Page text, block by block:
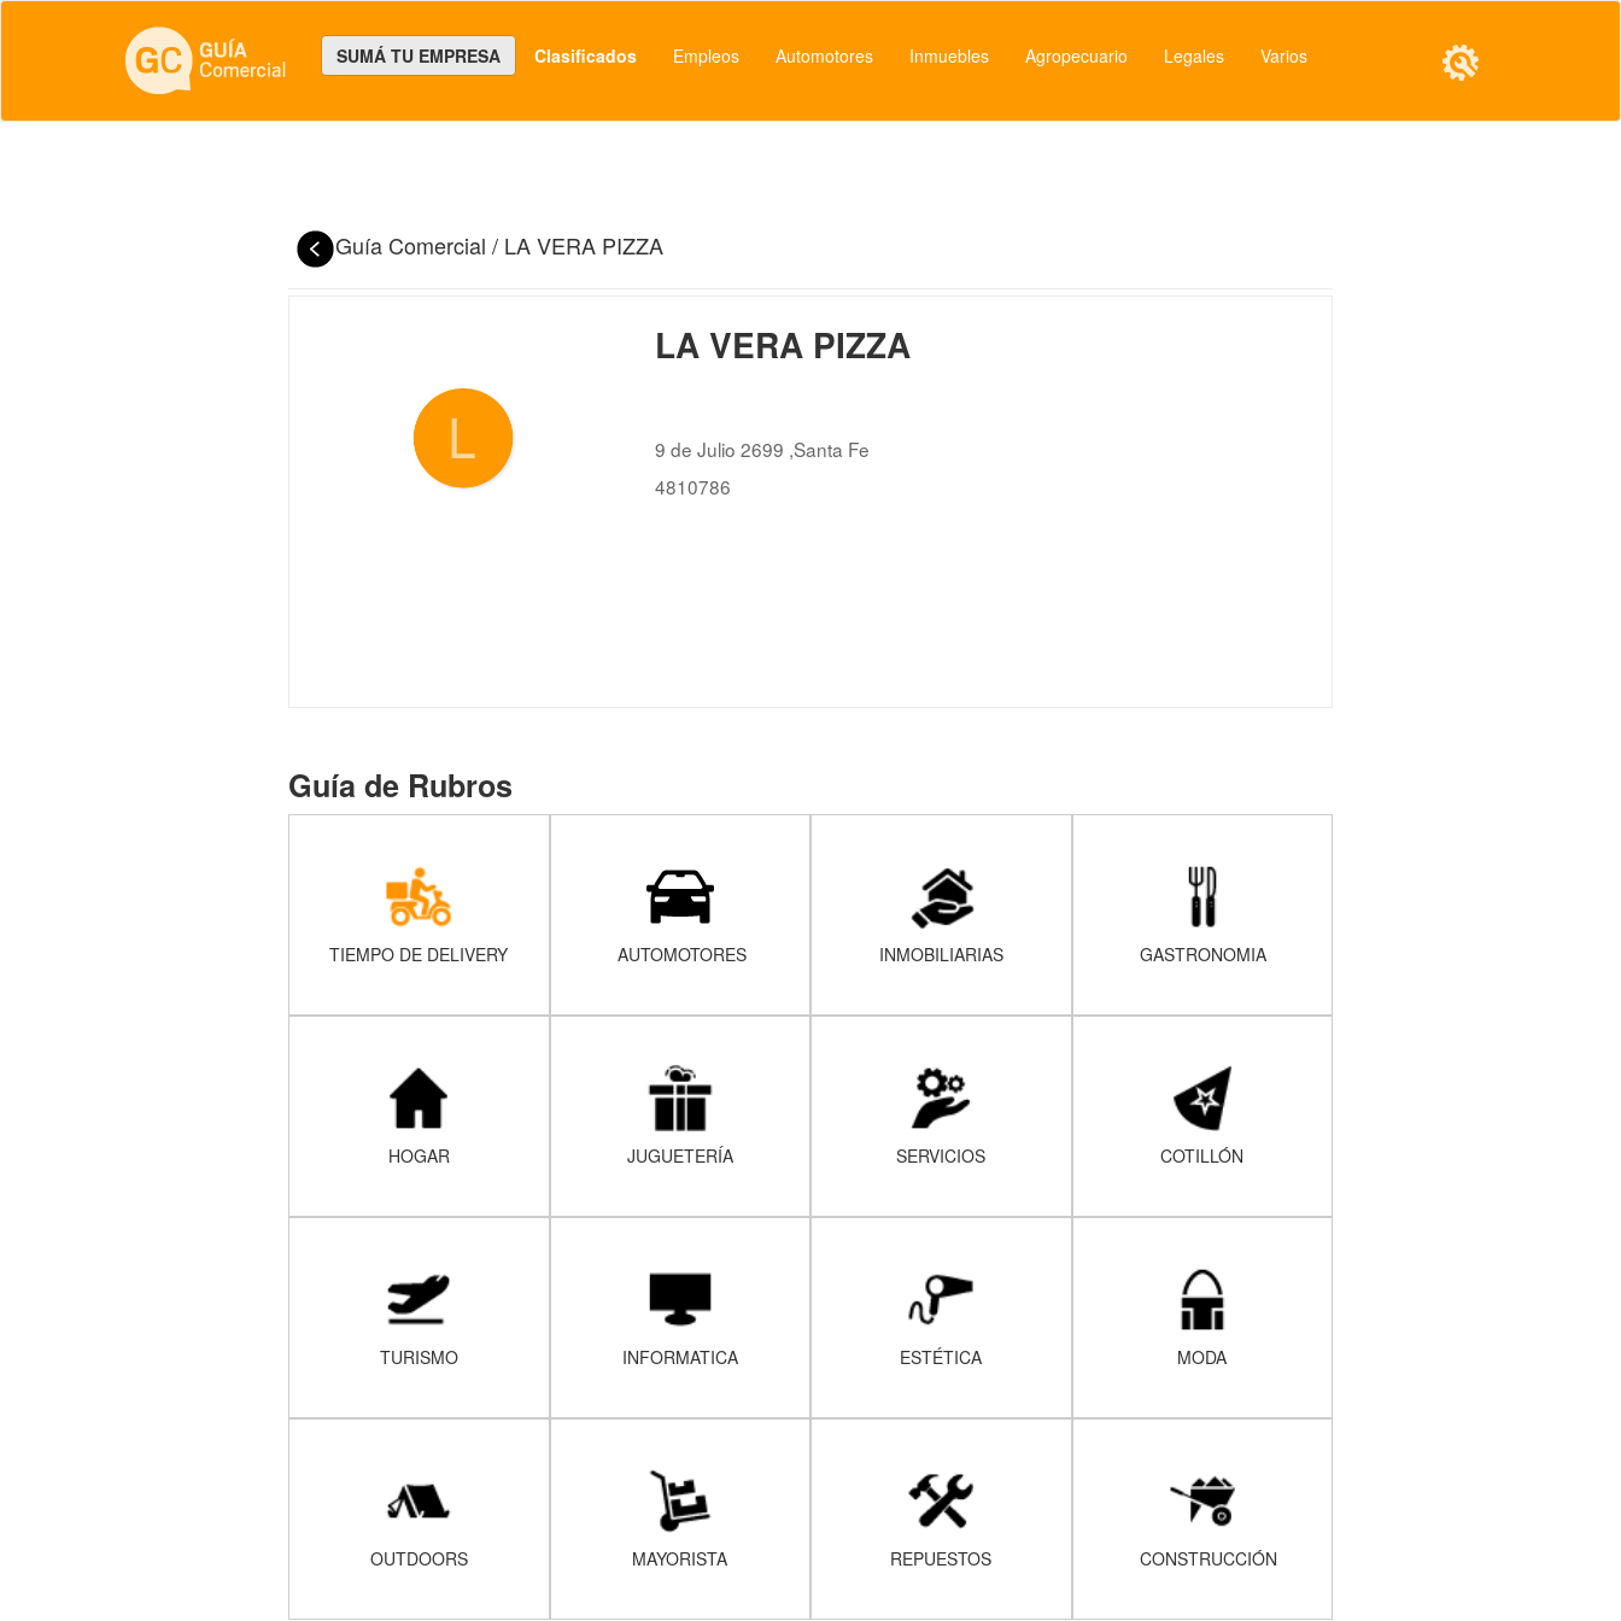
SUMÁ TU EMPRESA Clasificados Empleos Automotores Inmuebles Agropecuario Legales Varios
Guía Comercial / LA VERA PIZZA
LA VERA PIZZA
9 de Julio 2699 ,Santa Fe
4810786
Guía de Rubros
TIEMPO DE DELIVERY AUTOMOTORES INMOBILIARIAS GASTRONOMIA
HOGAR JUGUETERÍA SERVICIOS COTILLÓN
TURISMO INFORMATICA ESTÉTICA MODA
OUTDOORS MAYORISTA REPUESTOS CONSTRUCCIÓN